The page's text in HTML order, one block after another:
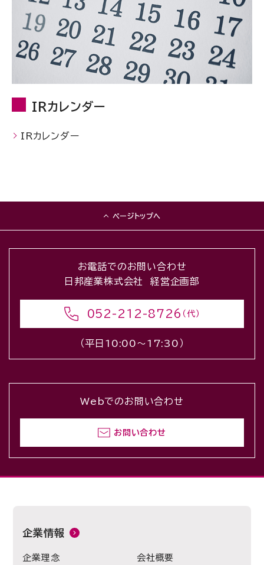
IRカレンダー
IRカレンダー
ページトップへ
お電話でのお問い合わせ
日邦産業株式会社 経営企画部
052-212-8726 （代）
（平日10:00〜17:30）
Webでのお問い合わせ
お問い合わせ
企業情報
企業理念 会社概要